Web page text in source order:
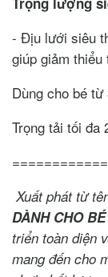
- Địu lưới siêu
giúp giảm
Dùng cho bé
Trọng tải tối đa
Xuất phát từ
DÀNH CHO
triển toàn diện
mang đến cho